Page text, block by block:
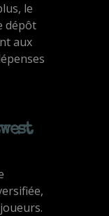
le
dépôt
aux